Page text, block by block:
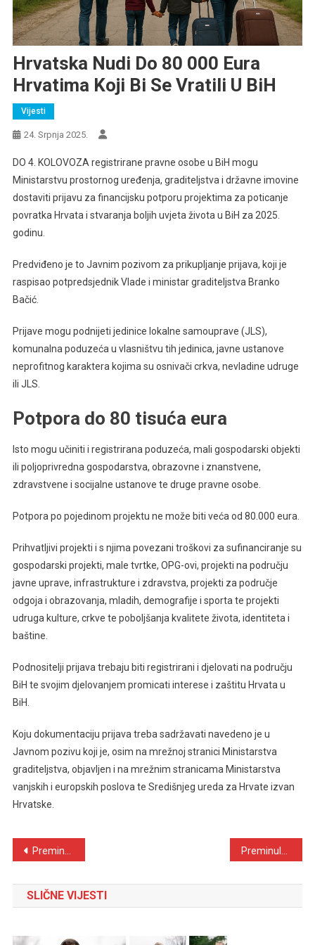
Hrvatska Nudi Do 80 000 Eura
Hrvatima Koji Bi Se Vratili U BiH
Vijesti
24. Srpnja 2025.
DO 4. KOLOVOZA registrirane pravne osobe u BiH mogu
Ministarstvu prostornog uređenja, graditeljstva i državne imovine
dostaviti prijavu za financijsku potporu projektima za poticanje
povratka Hrvata i stvaranja boljih uvjeta života u BiH za 2025.
godinu.
Predviđeno je to Javnim pozivom za prikupljanje prijava, koji je
raspisao potpredsjednik Vlade i ministar graditeljstva Branko
Bačić.
Prijave mogu podnijeti jedinice lokalne samouprave (JLS),
komunalna poduzeća u vlasništvu tih jedinica, javne ustanove
neprofitnog karaktera kojima su osnivači crkva, nevladine udruge
ili JLS.
Potpora do 80 tisuća eura
Isto mogu učiniti i registrirana poduzeća, mali gospodarski objekti
ili poljoprivredna gospodarstva, obrazovne i znanstvene,
zdravstvene i socijalne ustanove te druge pravne osobe.
Potpora po pojedinom projektu ne može biti veća od 80.000 eura.
Prihvatljivi projekti i s njima povezani troškovi za sufinanciranje su
gospodarski projekti, male tvrtke, OPG-ovi, projekti na području
javne uprave, infrastrukture i zdravstva, projekti za područje
odgoja i obrazovanja, mladih, demografije i sporta te projekti
udruga kulture, crkve te poboljšanja kvalitete života, identiteta i
baštine.
Podnositelji prijava trebaju biti registrirani i djelovati na području
BiH te svojim djelovanjem promicati interese i zaštitu Hrvata u
BiH.
Koju dokumentaciju prijava treba sadržavati navedeno je u
Javnom pozivu koji je, osim na mrežnoj stranici Ministarstva
graditeljstva, objavljen i na mrežnim stranicama Ministarstva
vanjskih i europskih poslova te Središnjeg ureda za Hrvate izvan
Hrvatske.
Navigacija
objava
Preminuo Josip Lukić
SLIČNE VIJESTI